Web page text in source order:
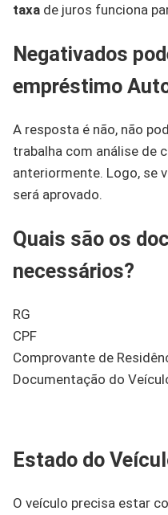
taxa de juros funciona
Negativados
empréstimo
A resposta é não, não
trabalha com análise de
anteriormente. Logo, se
será aprovado.
Quais são os
necessários?
RG
CPF
Comprovante de
Documentação do
Estado do
O veículo precisa estar